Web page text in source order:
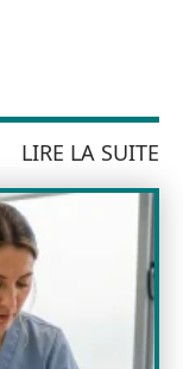
LIRE LA SUITE